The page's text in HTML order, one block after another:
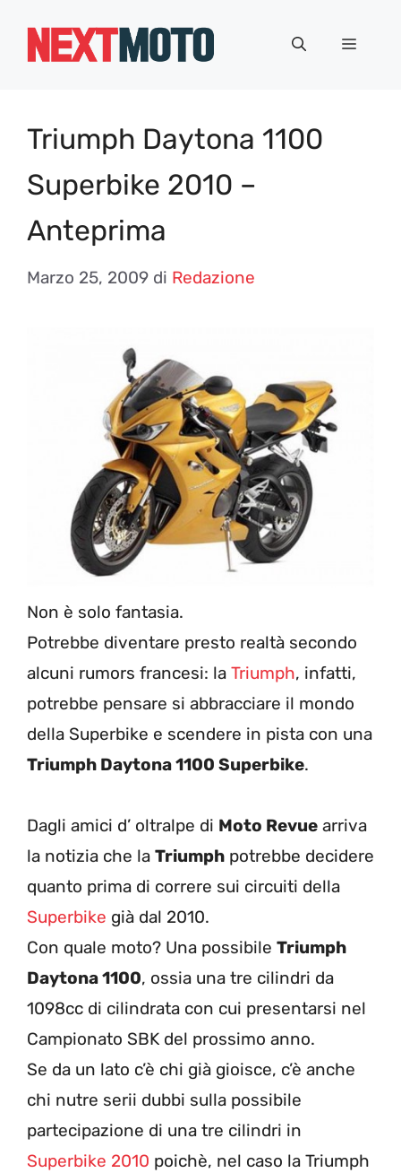
Menu
Triumph Daytona 1100
Superbike 2010 –
Anteprima
Marzo 25, 2009 di Redazione
Non è solo fantasia.
Potrebbe diventare presto realtà secondo
alcuni rumors francesi: la Triumph, infatti,
potrebbe pensare si abbracciare il mondo
della Superbike e scendere in pista con una
Triumph Daytona 1100 Superbike.
Dagli amici d’ oltralpe di Moto Revue arriva
la notizia che la Triumph potrebbe decidere
quanto prima di correre sui circuiti della
Superbike già dal 2010.
Con quale moto? Una possibile Triumph
Daytona 1100, ossia una tre cilindri da
1098cc di cilindrata con cui presentarsi nel
Campionato SBK del prossimo anno.
Se da un lato c’è chi già gioisce, c’è anche
chi nutre serii dubbi sulla possibile
partecipazione di una tre cilindri in
Superbike 2010 poichè, nel caso la Triumph